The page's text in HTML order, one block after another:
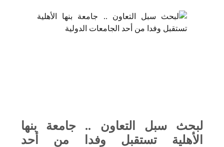
لبحث سبل التعاون .. جامعة بنها
الأهلية تستقبل وفدا من أحد